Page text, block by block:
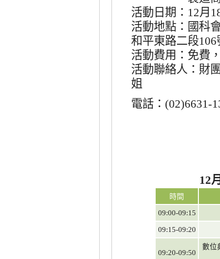
活動日期： 12月
活動地點：國科
和平東路二段106
活動費用：免費
活動聯絡人：財
姐
電話： (02)6631-
12
時間
09:00-09:15
09:15-09:20
09:20-09:50
數位